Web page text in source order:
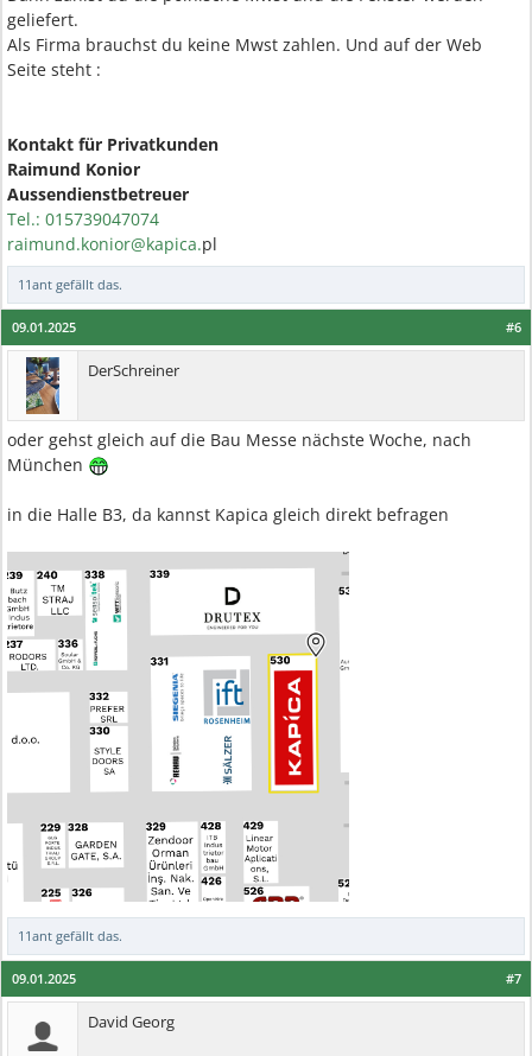
geliefert.
Als Firma brauchst du keine Mwst zahlen. Und auf der Web
Seite steht :
Kontakt für Privatkunden
Raimund Konior
Aussendienstbetreuer
Tel.: 015739047074
raimund.konior@kapica.pl
11ant gefällt das.
#6
09.01.2025
DerSchreiner
oder gehst gleich auf die Bau Messe nächste Woche, nach
München
in die Halle B3, da kannst Kapica gleich direkt befragen
11ant gefällt das.
#7
09.01.2025
David Georg